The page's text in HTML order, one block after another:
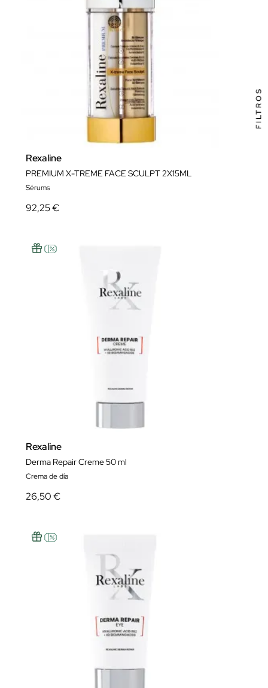
Rexaline
PREMIUM X-TREME FACE SCULPT 2X15ML
Sérums
92,25 €
Rexaline
Derma Repair Creme 50 ml
Crema de día
26,50 €
FILTROS